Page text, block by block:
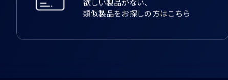
欲しい製品がない、
類似製品をお探しの方はこちら